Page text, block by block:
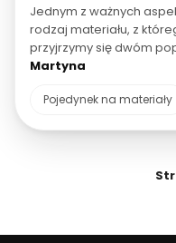
Jednym z ważnych
rodzaj materiału, z
przyjrzymy się dwóm
poliestrowi. Oba
nasze potrzeby.
Martyna
Pojedynek na materiały